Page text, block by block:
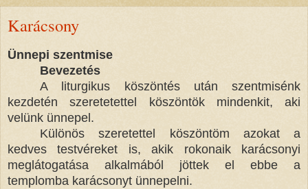
Karácsony
Ünnepi szentmise
Bevezetés
A liturgikus köszöntés után szentmisénk
kezdetén szeretetettel köszöntök mindenkit, aki
velünk ünnepel.
Különös szeretettel köszöntöm azokat a
kedves testvéreket is, akik rokonaik karácsonyi
meglátogatása alkalmából jöttek el ebbe a
templomba karácsonyt ünnepelni.